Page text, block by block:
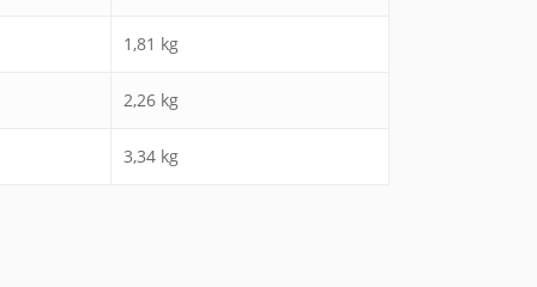
1,81 kg
2,26 kg
3,34 kg